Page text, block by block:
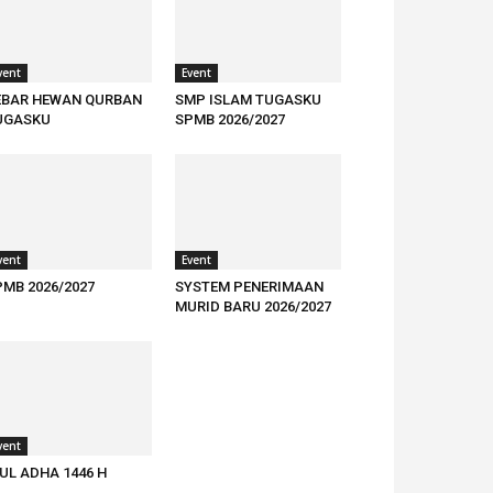
HEWAN QURBAN
Event
SMP ISLAM TUGASKU
SPMB 2026/2027
2026/2027
Event
SYSTEM PENERIMAAN
MURID BARU 2026/2027
ADHA 1446 H